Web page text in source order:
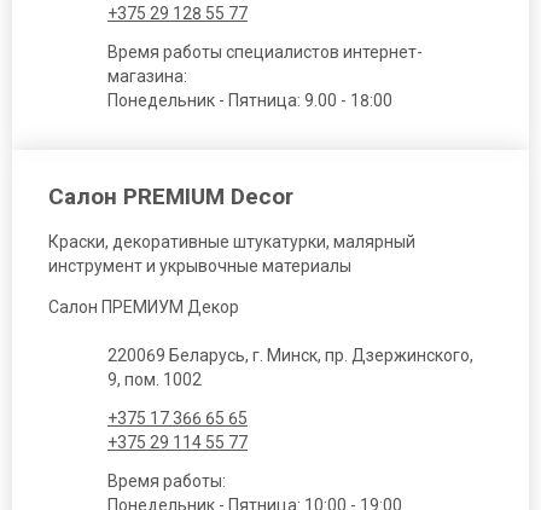
+375 29 128 55 77
Время работы специалистов интернет-
магазина:
Понедельник - Пятница: 9.00 - 18:00
Салон PREMIUM Decor
Краски, декоративные штукатурки, малярный
инструмент и укрывочные материалы
Салон ПРЕМИУМ Декор
220069 Беларусь, г. Минск, пр. Дзержинского,
9, пом. 1002
+375 17 366 65 65
+375 29 114 55 77
Время работы:
Понедельник - Пятница: 10:00 - 19:00